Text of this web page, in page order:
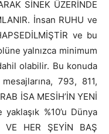
SİNEK ÜZERİNDE
İnsan RUHU ve
ve bu
yalnızca minimum
olabilir. Bu konuda
793, 811,
İSA MESİH’İN YENİ
yaklaşık %10’u Dünya
VE HER ŞEYİN BAŞ